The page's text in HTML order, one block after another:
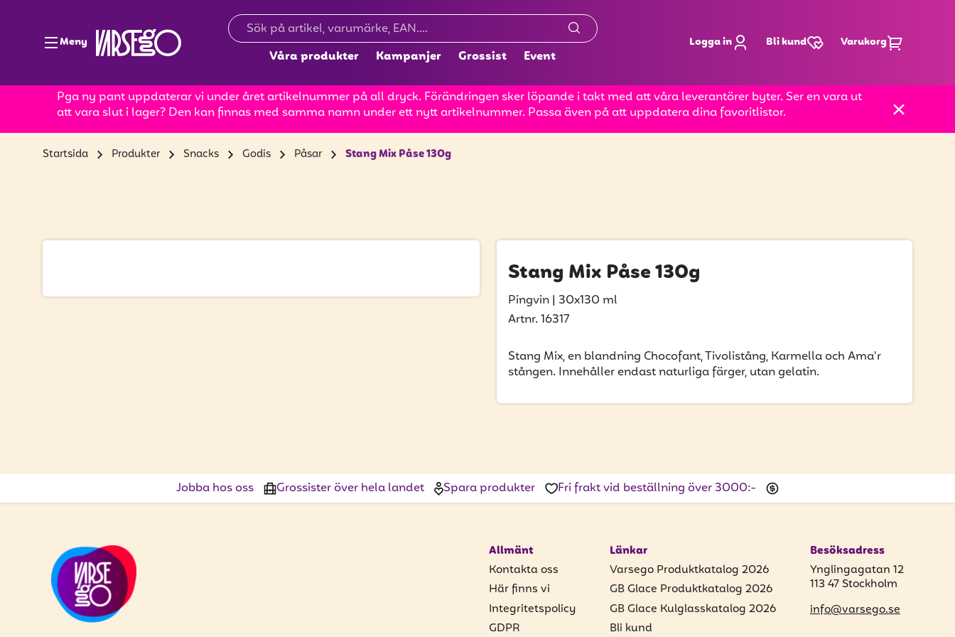
Meny
Våra produkter Kampanjer Grossist Event
Logga in Bli kund Varukorg
Pga ny pant uppdaterar vi under året artikelnummer på all dryck. Förändringen sker löpande i takt med att våra leverantörer byter. Ser en vara ut
att vara slut i lager? Den kan finnas med samma namn under ett nytt artikelnummer. Passa även på att uppdatera dina favoritlistor.
Startsida Produkter Snacks Godis Påsar Stang Mix Påse 130g
Stang Mix Påse 130g
Pingvin | 30x130 ml
Artnr. 16317
Stang Mix, en blandning Chocofant, Tivolistång, Karmella och Ama'r
stången. Innehåller endast naturliga färger, utan gelatin.
Jobba hos oss Grossister över hela landet Spara produkter Fri frakt vid beställning över 3000:-
Allmänt
Kontakta oss
Här finns vi
Integritetspolicy
GDPR
Länkar
Varsego Produktkatalog 2026
GB Glace Produktkatalog 2026
GB Glace Kulglasskatalog 2026
Bli kund
Besöksadress
Ynglingagatan 12
113 47 Stockholm
info@varsego.se